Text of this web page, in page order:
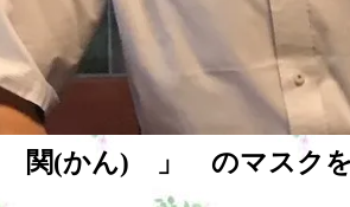
関(かん) 」 のマスクを